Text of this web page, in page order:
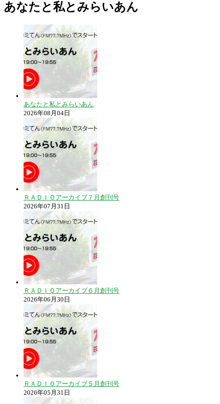
あなたと私とみらいあん
あなたと私とみらいあん
2026年08月04日
ＲＡＤＩＯアーカイブ７月創刊号
2026年07月31日
ＲＡＤＩＯアーカイブ６月創刊号
2026年06月30日
ＲＡＤＩＯアーカイブ５月創刊号
2026年05月31日